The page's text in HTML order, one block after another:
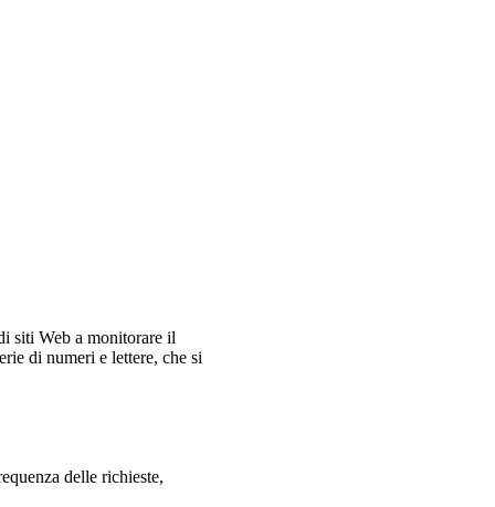
siti Web a monitorare il
di numeri e lettere, che si
delle richieste,